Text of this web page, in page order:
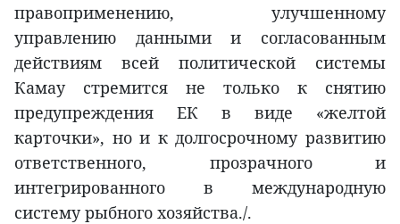
правоприменению, улучшенному
управлению данными и согласованным
действиям всей политической системы
Камау стремится не только к снятию
предупреждения ЕК в виде «желтой
карточки», но и к долгосрочному развитию
ответственного, прозрачного и
интегрированного в международную
систему рыбного хозяйства./.